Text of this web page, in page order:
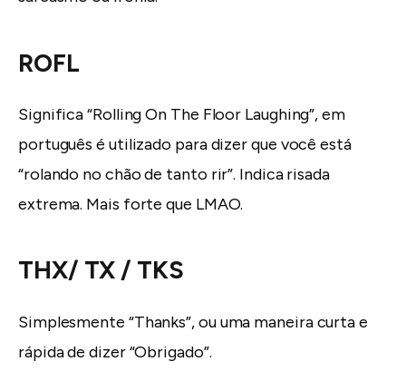
ROFL
Significa “Rolling On The Floor Laughing”, em
português é utilizado para dizer que você está
“rolando no chão de tanto rir”. Indica risada
extrema. Mais forte que LMAO.
THX/ TX / TKS
Simplesmente “Thanks”, ou uma maneira curta e
rápida de dizer “Obrigado”.